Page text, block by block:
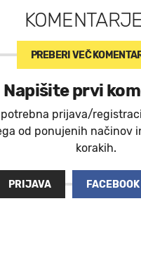
PREBERI VEČ
Napišite prvi
prijava/
od ponujenih načinov
korakih.
PRIJAVA